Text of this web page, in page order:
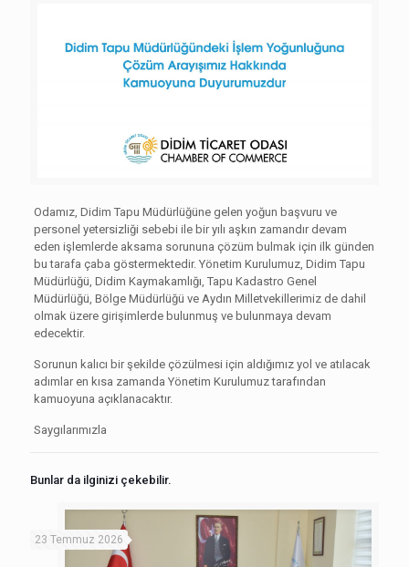
Odamız, Didim Tapu Müdürlüğüne gelen yoğun başvuru ve
personel yetersizliği sebebi ile bir yılı aşkın zamandır devam
eden işlemlerde aksama sorununa çözüm bulmak için ilk günden
bu tarafa çaba göstermektedir. Yönetim Kurulumuz, Didim Tapu
Müdürlüğü, Didim Kaymakamlığı, Tapu Kadastro Genel
Müdürlüğü, Bölge Müdürlüğü ve Aydın Milletvekillerimiz de dahil
olmak üzere girişimlerde bulunmuş ve bulunmaya devam
edecektir.
Sorunun kalıcı bir şekilde çözülmesi için aldığımız yol ve atılacak
adımlar en kısa zamanda Yönetim Kurulumuz tarafından
kamuoyuna açıklanacaktır.
Saygılarımızla
Bunlar da ilginizi çekebilir.
23 Temmuz 2026